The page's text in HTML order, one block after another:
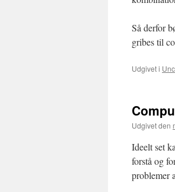
Så derfor
gribes til
Udgivet i
Udgivet den
Ideelt set
forstå og
problemer